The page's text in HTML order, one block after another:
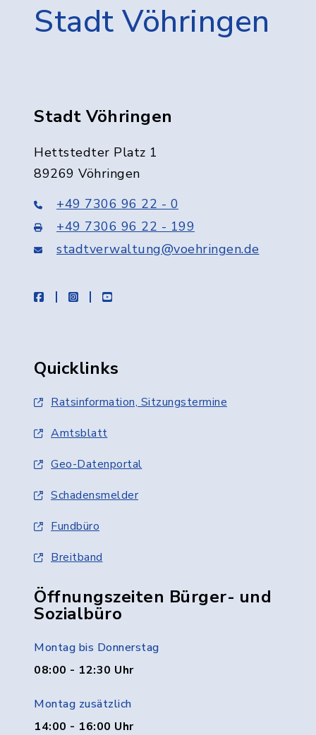
Stadt Vöhringen
Stadt Vöhringen
Hettstedter Platz 1
89269 Vöhringen
+49 7306 96 22 - 0
+49 7306 96 22 - 199
stadtverwaltung@voehringen.de
facebookinstagramyoutube
Quicklinks
Ratsinformation, Sitzungstermine
Amtsblatt
Geo-Datenportal
Schadensmelder
Fundbüro
Breitband
Öffnungszeiten Bürger- und
Sozialbüro
Montag bis Donnerstag
08:00 - 12:30 Uhr
Montag zusätzlich
14:00 - 16:00 Uhr